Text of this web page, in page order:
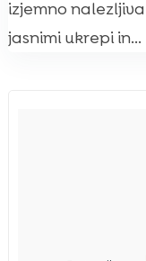
izjemno
jasnimi ukrepi in...